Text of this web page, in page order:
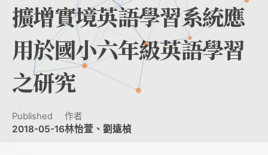
擴增實境英語學習系統應
用於國小六年級英語學習
之研究
Published
2018-05-16
作者
林怡萱、劉遠楨